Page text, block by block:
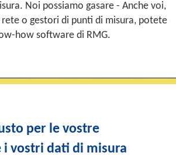
Noi possiamo gasare - Anche voi,
o gestori di punti di misura, potete
how software di RMG.
per le vostre
i vostri dati di misura